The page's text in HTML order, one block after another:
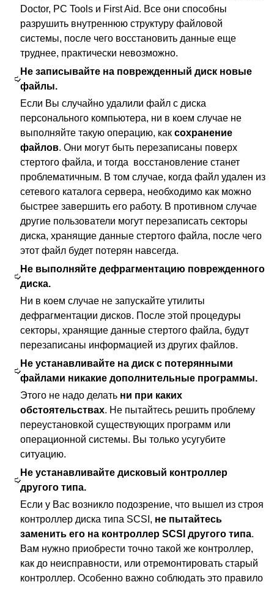
Doctor, PC Tools и First Aid. Все они способны
разрушить внутреннюю структуру файловой
системы, после чего восстановить данные еще
труднее, практически невозможно.
Не записывайте на поврежденный диск новые
файлы.
Если Вы случайно удалили файл с диска
персонального компьютера, ни в коем случае не
выполняйте такую операцию, как сохранение
файлов. Они могут быть перезаписаны поверх
стертого файла, и тогда восстановление станет
проблематичным. В том случае, когда файл удален из
сетевого каталога сервера, необходимо как можно
быстрее завершить его работу. В противном случае
другие пользователи могут перезаписать секторы
диска, хранящие данные стертого файла, после чего
этот файл будет потерян навсегда.
Не выполняйте дефрагментацию поврежденного
диска.
Ни в коем случае не запускайте утилиты
дефрагментации дисков. После этой процедуры
секторы, хранящие данные стертого файла, будут
перезаписаны информацией из других файлов.
Не устанавливайте на диск с потерянными
файлами никакие дополнительные программы.
Этого не надо делать ни при каких
обстоятельствах. Не пытайтесь решить проблему
переустановкой существующих программ или
операционной системы. Вы только усугубите
ситуацию.
Не устанавливайте дисковый контроллер
другого типа.
Если у Вас возникло подозрение, что вышел из строя
контроллер диска типа SCSI, не пытайтесь
заменить его на контроллер SCSI другого типа.
Вам нужно приобрести точно такой же контроллер,
как до неисправности, или отремонтировать старый
контроллер. Особенно важно соблюдать это правило